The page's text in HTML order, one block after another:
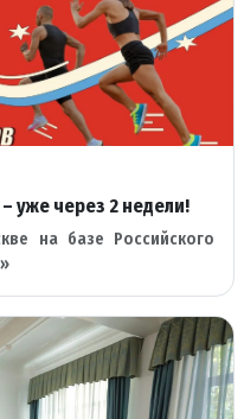
уже через 2 недели!
на базе Российского